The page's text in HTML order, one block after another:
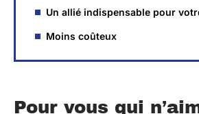
Un allié indispensable pour
Moins coûteux
Pour vous qui